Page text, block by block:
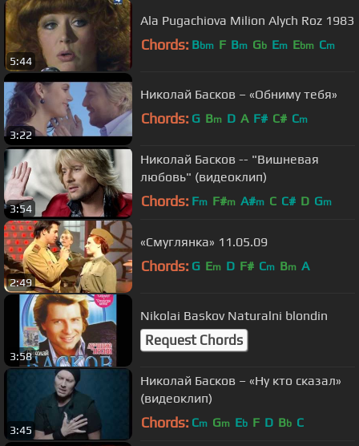
5:44
Ala Pugachiova Milion Alych Roz 1983
Chords: Bbm F Bm Gb Em Ebm Cm
3:22
Николай Басков – «Обниму тебя»
Chords: G Bm D A F# C# Cm
3:54
Николай Басков -- "Вишневая
любовь" (видеоклип)
Chords: Fm F#m A#m C C# D Gm
2:49
«Смуглянка» 11.05.09
Chords: G Em D F# Cm Bm A
3:58
Nikolai Baskov Naturalni blondin
Request Chords
3:45
Николай Басков – «Ну кто сказал»
(видеоклип)
Chords: Cm Gm Eb F D Bb C